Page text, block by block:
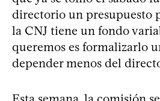
directorio un presupuesto
la CNJ tiene un fondo
queremos es formalizarlo
depender menos del